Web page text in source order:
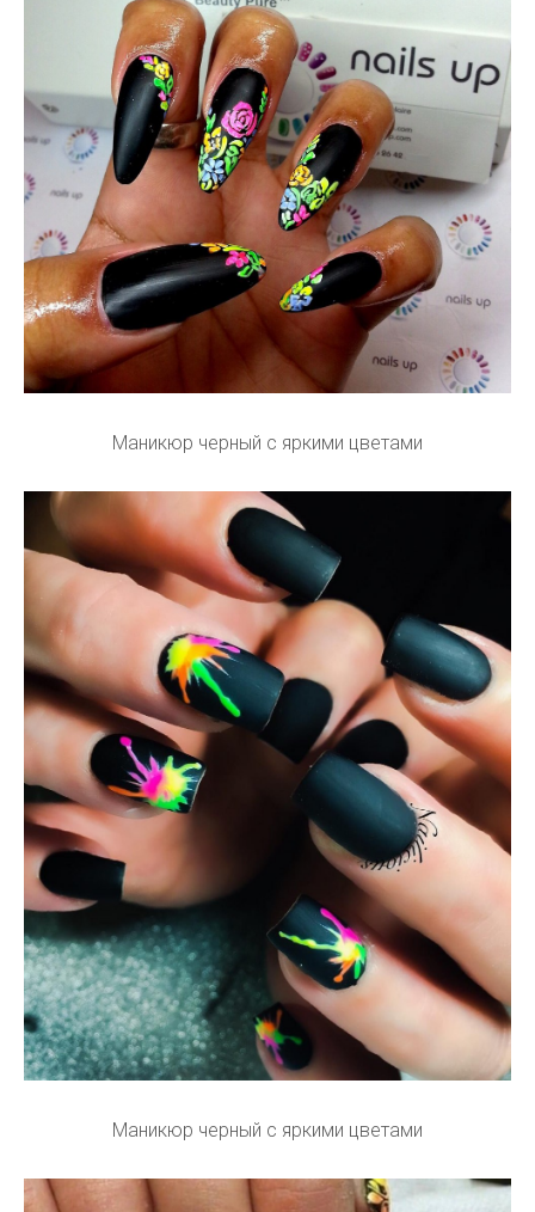
Маникюр черный с яркими цветами
Маникюр черный с яркими цветами